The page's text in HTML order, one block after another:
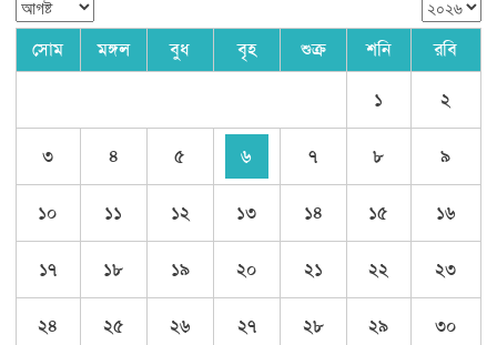
সোম মঙ্গল বুধ বৃহ শুক্র শনি রবি
১ ২
৩ ৪ ৫ ৬ ৭ ৮ ৯
১০ ১১ ১২ ১৩ ১৪ ১৫ ১৬
১৭ ১৮ ১৯ ২০ ২১ ২২ ২৩
২৪ ২৫ ২৬ ২৭ ২৮ ২৯ ৩০